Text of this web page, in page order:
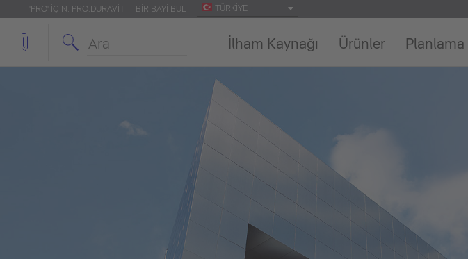
'PRO' IÇIN: PRO.DURAVIT BIR BAYI BUL TÜRKIYE
İlham Kaynağı Ürünler Planlama